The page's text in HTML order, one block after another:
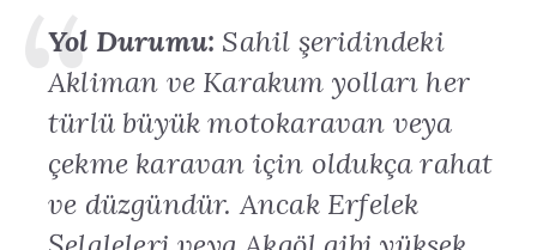
Yol Durumu: Sahil şeridindeki
Akliman ve Karakum yolları her
türlü büyük motokaravan veya
çekme karavan için oldukça rahat
ve düzgündür. Ancak Erfelek